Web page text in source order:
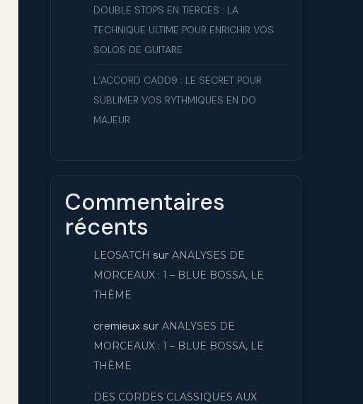
DOUBLE STOPS EN TIERCES : LA
TECHNIQUE ULTIME POUR ENRICHIR VOS
SOLOS DE GUITARE
L’ACCORD CADD9 : LE SECRET POUR
SUBLIMER VOS RYTHMIQUES EN DO
MAJEUR
Commentaires
récents
LEOSATCH sur ANALYSES DE
MORCEAUX : 1 – BLUE BOSSA, LE
THÈME
cremieux sur ANALYSES DE
MORCEAUX : 1 – BLUE BOSSA, LE
THÈME
DES CORDES CLASSIQUES AUX